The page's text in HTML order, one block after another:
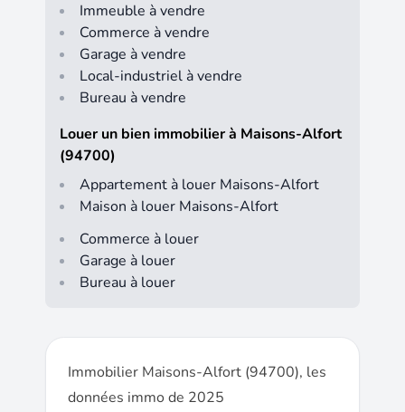
Immeuble à vendre
Commerce à vendre
Garage à vendre
Local-industriel à vendre
Bureau à vendre
Louer un bien immobilier à Maisons-Alfort
(94700)
Appartement à louer Maisons-Alfort
Maison à louer Maisons-Alfort
Commerce à louer
Garage à louer
Bureau à louer
Immobilier Maisons-Alfort (94700), les
données immo de 2025